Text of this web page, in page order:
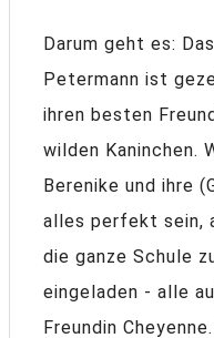
Darum geht es:
Petermann ist
ihren besten
wilden Kaninchen.
Berenike und ihre
alles perfekt sein,
die ganze Schule
eingeladen - alle
Freundin